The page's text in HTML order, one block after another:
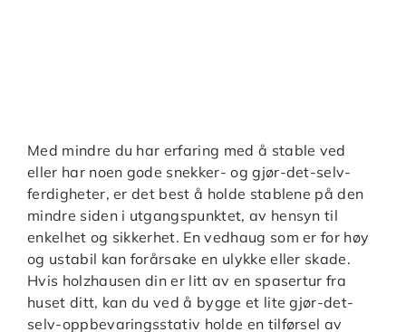
Med mindre du har erfaring med å stable ved
eller har noen gode snekker- og gjør-det-selv-
ferdigheter, er det best å holde stablene på den
mindre siden i utgangspunktet, av hensyn til
enkelhet og sikkerhet. En vedhaug som er for høy
og ustabil kan forårsake en ulykke eller skade.
Hvis holzhausen din er litt av en spasertur fra
huset ditt, kan du ved å bygge et lite gjør-det-
selv-oppbevaringsstativ holde en tilførsel av